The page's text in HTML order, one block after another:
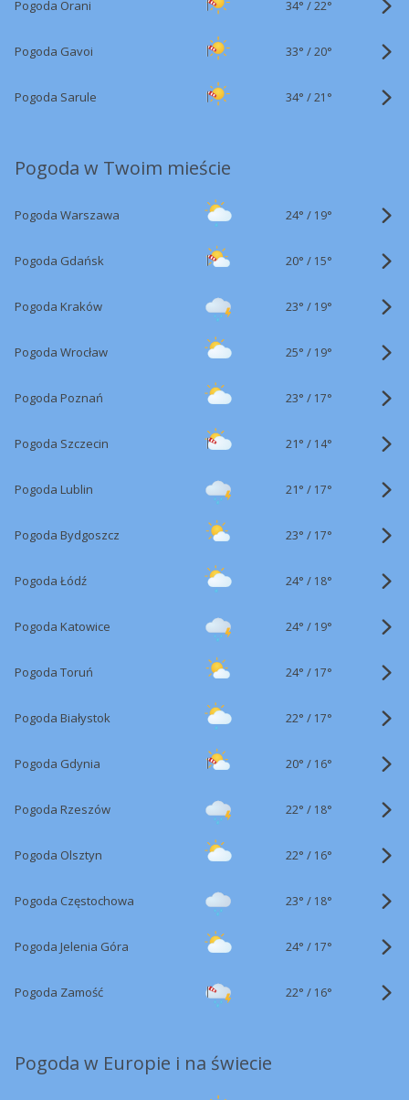
Pogoda Orani 34° /22°
Pogoda Gavoi 33° /20°
Pogoda Sarule 34° /21°
Pogoda w Twoim mieście
Pogoda Warszawa 24° / 19°
Pogoda Gdańsk 20° / 15°
Pogoda Kraków 23° / 19°
Pogoda Wrocław 25° / 19°
Pogoda Poznań 23° / 17°
Pogoda Szczecin 21° / 14°
Pogoda Lublin 21° / 17°
Pogoda Bydgoszcz 23° / 17°
Pogoda Łódź 24° / 18°
Pogoda Katowice 24° / 19°
Pogoda Toruń 24° / 17°
Pogoda Białystok 22° / 17°
Pogoda Gdynia 20° / 16°
Pogoda Rzeszów 22° / 18°
Pogoda Olsztyn 22° / 16°
Pogoda Częstochowa 23° / 18°
Pogoda Jelenia Góra 24° / 17°
Pogoda Zamość 22° / 16°
Pogoda w Europie i na świecie